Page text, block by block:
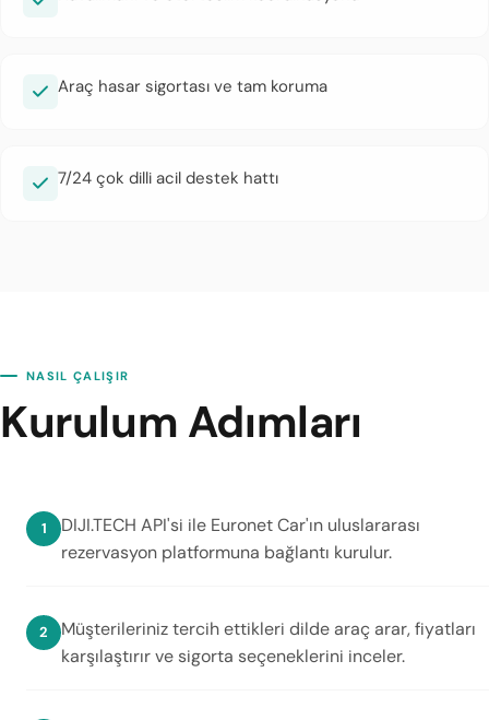
Araç hasar sigortası ve tam koruma
7/24 çok dilli acil destek hattı
NASIL ÇALIŞIR
Kurulum Adımları
DIJI.TECH API'si ile Euronet Car'ın uluslararası
rezervasyon platformuna bağlantı kurulur.
Müşterileriniz tercih ettikleri dilde araç arar, fiyatları
karşılaştırır ve sigorta seçeneklerini inceler.